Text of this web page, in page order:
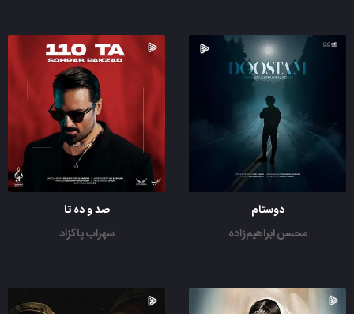
دوستام
محسن ابراهیم‌زاده
صد و ده تا
سهراب پاکزاد